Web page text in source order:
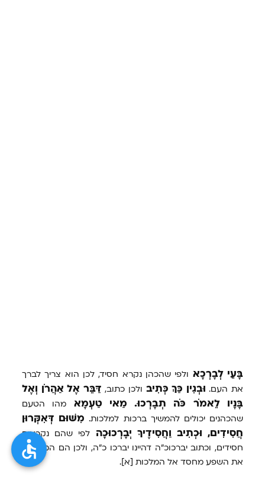
בָּעֵי לְבָרְכָא ולפי שהכהן נקרא חסיד, לכן הוא צריך לברך
את העם. וּבְגִין כַּךְ כְּתִיב ולכן כתוב, דַּבֵּר אֶל אַהֲרֹן וְאֶל
בָּנָיו לֵאמֹר כֹּה תְבָרְכוּ. מַאי טַעְמָא מהו הטעם
שהכהנים יכולים להמשיך ברכות למלכות. מִשּׁוּם דְּאִקְּרוּן
חֲסִידִים, וּכְתִיב וַחֲסִידֶיךָ יְבָרְכוּכָה לפי שהם נקראים
חסידים, וכתוב יברכוכ"ה דהיינו יברכו כ"ה, ולכן הם המושכים
את השפע מחסד אל המלכות [א].